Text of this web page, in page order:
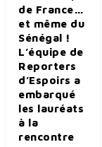
de France…
et même du
Sénégal !
L’équipe de
Reporters
d’Espoirs a
embarqué
les lauréats
à la
rencontre